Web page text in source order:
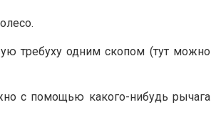
требуху одним скопом (тут можно
с помощью какого-нибудь рычага